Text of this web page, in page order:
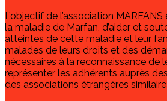
L’objectif de l’association
la maladie de Marfan, d’aider et
atteintes de cette maladie et leur
malades de leurs droits et des
nécessaires à la reconnaissance de
représenter les adhérents auprès
des associations étrangères